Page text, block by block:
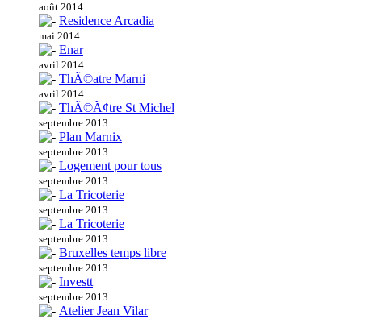
août 2014
Residence Arcadia
mai 2014
Enar
avril 2014
ThÃ©atre Marni
avril 2014
ThÃ©Ã¢tre St Michel
septembre 2013
Plan Marnix
septembre 2013
Logement pour tous
septembre 2013
La Tricoterie
septembre 2013
La Tricoterie
septembre 2013
Bruxelles temps libre
septembre 2013
Investt
septembre 2013
Atelier Jean Vilar